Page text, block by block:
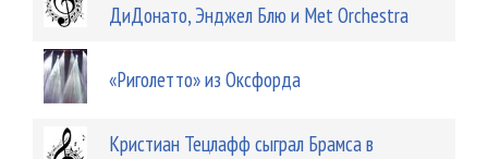
ДиДонато, Энджел Блю и Met Orchestra
«Риголетто» из Оксфорда
Кристиан Тецлафф сыграл Брамса в